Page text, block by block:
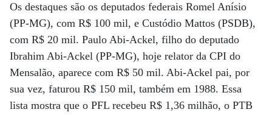
Os destaques são os deputados federais Romel Anísio
(PP-MG), com R$ 100 mil, e Custódio Mattos (PSDB),
com R$ 20 mil. Paulo Abi-Ackel, filho do deputado
Ibrahim Abi-Ackel (PP-MG), hoje relator da CPI do
Mensalão, aparece com R$ 50 mil. Abi-Ackel pai, por
sua vez, faturou R$ 150 mil, também em 1988. Essa
lista mostra que o PFL recebeu R$ 1,36 milhão, o PTB